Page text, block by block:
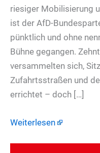
riesiger Mobilisierung
ist der AfD-
pünktlich und ohne
Bühne gegangen.
versammelten sich,
Zufahrtsstraßen und
errichtet – doch […]
Weiterlesen